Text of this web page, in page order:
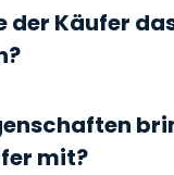
der Käufer
mit?